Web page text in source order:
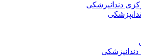
دندانپزشکی
دندانپزشکی